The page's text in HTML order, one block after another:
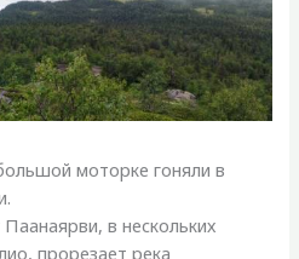
моторке гоняли в
в нескольких
прорезает река